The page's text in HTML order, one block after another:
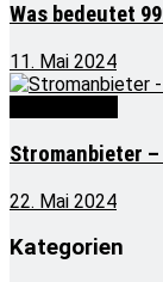
Was bedeutet
11. Mai 2024
Stromanbieter
22. Mai 2024
Kategorien